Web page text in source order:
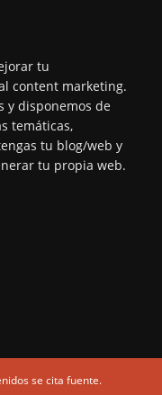
tu
content marketing.
y disponemos de
temáticas,
tu blog/web y
tu propia web.
se cita fuente.